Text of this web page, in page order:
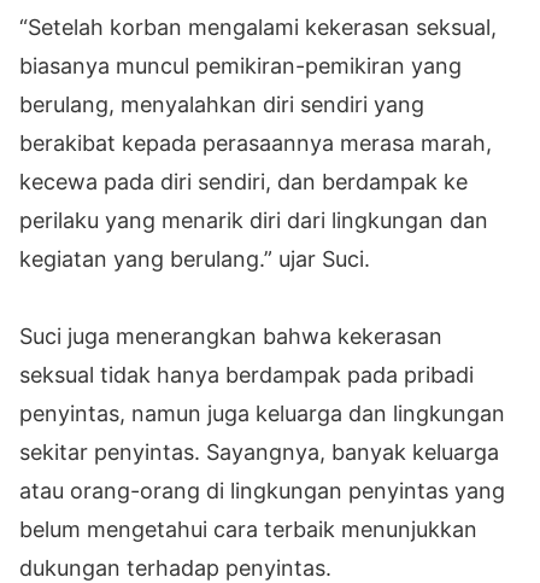
“Setelah korban mengalami kekerasan seksual,
biasanya muncul pemikiran-pemikiran yang
berulang, menyalahkan diri sendiri yang
berakibat kepada perasaannya merasa marah,
kecewa pada diri sendiri, dan berdampak ke
perilaku yang menarik diri dari lingkungan dan
kegiatan yang berulang.” ujar Suci.
Suci juga menerangkan bahwa kekerasan
seksual tidak hanya berdampak pada pribadi
penyintas, namun juga keluarga dan lingkungan
sekitar penyintas. Sayangnya, banyak keluarga
atau orang-orang di lingkungan penyintas yang
belum mengetahui cara terbaik menunjukkan
dukungan terhadap penyintas.